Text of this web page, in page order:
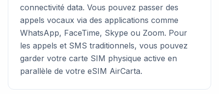
connectivité data. Vous pouvez passer des
appels vocaux via des applications comme
WhatsApp, FaceTime, Skype ou Zoom. Pour
les appels et SMS traditionnels, vous pouvez
garder votre carte SIM physique active en
parallèle de votre eSIM AirCarta.